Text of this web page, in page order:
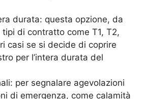
durata: questa opzione, da
di contratto come T1, T2,
casi se si decide di coprire
per l’intera durata del
per segnalare agevolazioni
di emergenza, come calamità